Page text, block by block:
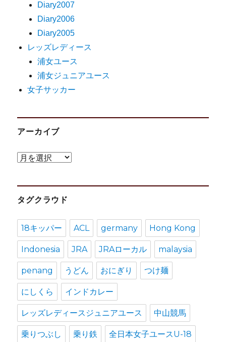
Diary2007
Diary2006
Diary2005
レッズレディース
浦女ユース
浦女ジュニアユース
女子サッカー
アーカイブ
ア
カ
イ
タグクラウド
18キッパー ACL germany Hong Kong
Indonesia JRA JRAローカル malaysia
penang うどん おにぎり つけ麺
にしくら インドカレー
レッズレディースジュニアユース 中山競馬
乗りつぶし 乗り鉄 全日本女子ユースU-18